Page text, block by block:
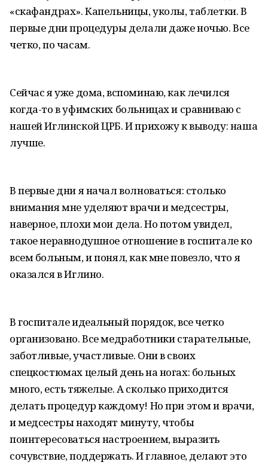
«скафандрах». Капельницы, уколы, таблетки. В
первые дни процедуры делали даже ночью. Все
четко, по часам.
Сейчас я уже дома, вспоминаю, как лечился
когда-то в уфимских больницах и сравниваю с
нашей Иглинской ЦРБ. И прихожу к выводу: наша
лучше.
В первые дни я начал волноваться: столько
внимания мне уделяют врачи и медсестры,
наверное, плохи мои дела. Но потом увидел,
такое неравнодушное отношение в госпитале ко
всем больным, и понял, как мне повезло, что я
оказался в Иглино.
В госпитале идеальный порядок, все четко
организовано. Все медработники старательные,
заботливые, участливые. Они в своих
спецкостюмах целый день на ногах: больных
много, есть тяжелые. А сколько приходится
делать процедур каждому! Но при этом и врачи,
и медсестры находят минуту, чтобы
поинтересоваться настроением, выразить
сочувствие, поддержать. И главное, делают это